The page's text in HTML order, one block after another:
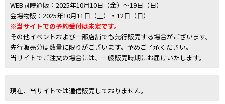
WEB同時通販：2025年10月10日（金）～19日（日）
会場物販：2025年10月11日（土）・12日（日）
※当サイトでの予約受付は未定です。
その他イベントおよび一部店舗でも先行販売する場合がございます。
先行販売分は数量に限りがございます。予めご了承ください。
当サイトでご注文の場合には、一般販売時期にお届けいたします。
現在、当サイトでは通信販売しておりません。